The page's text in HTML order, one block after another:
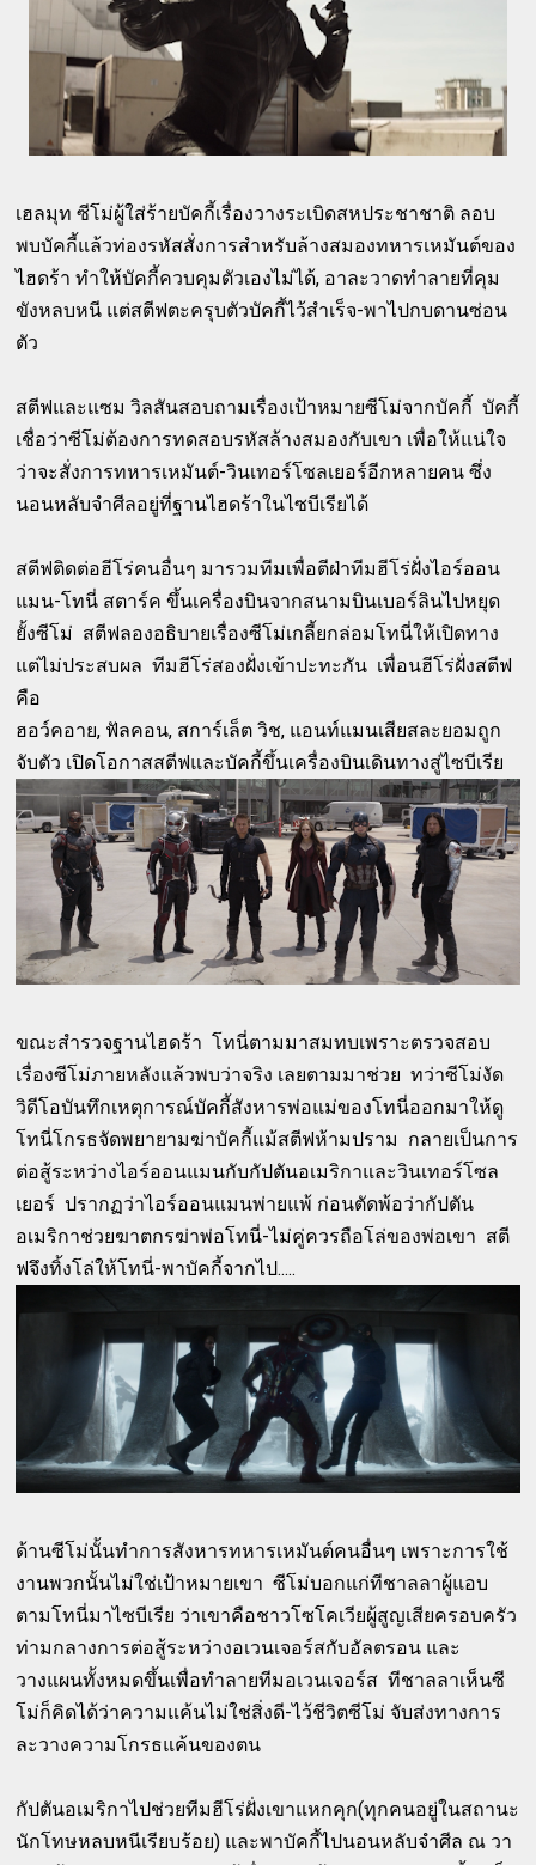
เฮลมุท ซีโม่ผู้ใส่ร้ายบัคกี้เรื่องวางระเบิดสหประชาชาติ ลอบ
พบบัคกี้แล้วท่องรหัสสั่งการสำหรับล้างสมองทหารเหมันต์ของ
ไฮดร้า ทำให้บัคกี้ควบคุมตัวเองไม่ได้, อาละวาดทำลายที่คุม
ขังหลบหนี แต่สตีฟตะครุบตัวบัคกี้ไว้สำเร็จ-พาไปกบดานซ่อน
ตัว
สตีฟและแซม วิลสันสอบถามเรื่องเป้าหมายซีโม่จากบัคกี้ บัคกี้
เชื่อว่าซีโม่ต้องการทดสอบรหัสล้างสมองกับเขา เพื่อให้แน่ใจ
ว่าจะสั่งการทหารเหมันต์-วินเทอร์โซลเยอร์อีกหลายคน ซึ่ง
นอนหลับจำศีลอยู่ที่ฐานไฮดร้าในไซบีเรียได้
สตีฟติดต่อฮีโร่คนอื่นๆ มารวมทีมเพื่อตีฝ่าทีมฮีโร่ฝั่งไอร์ออน
แมน-โทนี่ สตาร์ค ขึ้นเครื่องบินจากสนามบินเบอร์ลินไปหยุด
ยั้งซีโม่ สตีฟลองอธิบายเรื่องซีโม่เกลี้ยกล่อมโทนี่ให้เปิดทาง
แต่ไม่ประสบผล ทีมฮีโร่สองฝั่งเข้าปะทะกัน เพื่อนฮีโร่ฝั่งสตีฟ
คือ
ฮอว์คอาย, ฟัลคอน, สการ์เล็ต วิช, แอนท์แมนเสียสละยอมถูก
จับตัว เปิดโอกาสสตีฟและบัคกี้ขึ้นเครื่องบินเดินทางสู่ไซบีเรีย
ขณะสำรวจฐานไฮดร้า โทนี่ตามมาสมทบเพราะตรวจสอบ
เรื่องซีโม่ภายหลังแล้วพบว่าจริง เลยตามมาช่วย ทว่าซีโม่งัด
วิดีโอบันทึกเหตุการณ์บัคกี้สังหารพ่อแม่ของโทนี่ออกมาให้ดู
โทนี่โกรธจัดพยายามฆ่าบัคกี้แม้สตีฟห้ามปราม กลายเป็นการ
ต่อสู้ระหว่างไอร์ออนแมนกับกัปตันอเมริกาและวินเทอร์โซล
เยอร์ ปรากฏว่าไอร์ออนแมนพ่ายแพ้ ก่อนตัดพ้อว่ากัปตัน
อเมริกาช่วยฆาตกรฆ่าพ่อโทนี่-ไม่คู่ควรถือโล่ของพ่อเขา สตี
ฟจึงทิ้งโล่ให้โทนี่-พาบัคกี้จากไป.....
ด้านซีโม่นั้นทำการสังหารทหารเหมันต์คนอื่นๆ เพราะการใช้
งานพวกนั้นไม่ใช่เป้าหมายเขา ซีโม่บอกแก่ทีชาลลาผู้แอบ
ตามโทนี่มาไซบีเรีย ว่าเขาคือชาวโซโคเวียผู้สูญเสียครอบครัว
ท่ามกลางการต่อสู้ระหว่างอเวนเจอร์สกับอัลตรอน และ
วางแผนทั้งหมดขึ้นเพื่อทำลายทีมอเวนเจอร์ส ทีชาลลาเห็นซี
โม่ก็คิดได้ว่าความแค้นไม่ใช่สิ่งดี-ไว้ชีวิตซีโม่ จับส่งทางการ
ละวางความโกรธแค้นของตน
กัปตันอเมริกาไปช่วยทีมฮีโร่ฝั่งเขาแหกคุก(ทุกคนอยู่ในสถานะ
นักโทษหลบหนีเรียบร้อย) และพาบัคกี้ไปนอนหลับจำศีล ณ วา